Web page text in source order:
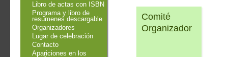
Libro de actas con ISBN
Programa y libro de
resúmenes descargable
Organizadores
Lugar de celebración
Contacto
Apariciones en los
Comité
Organizador